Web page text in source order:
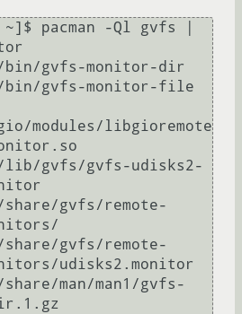
pacman -Ql gvfs |
gvfs-monitor-dir
gvfs-monitor-file
modules/libgioremote
gvfs/gvfs-udisks2-
gvfs/remote-
gvfs/remote-
udisks2.monitor
man/man1/gvfs-